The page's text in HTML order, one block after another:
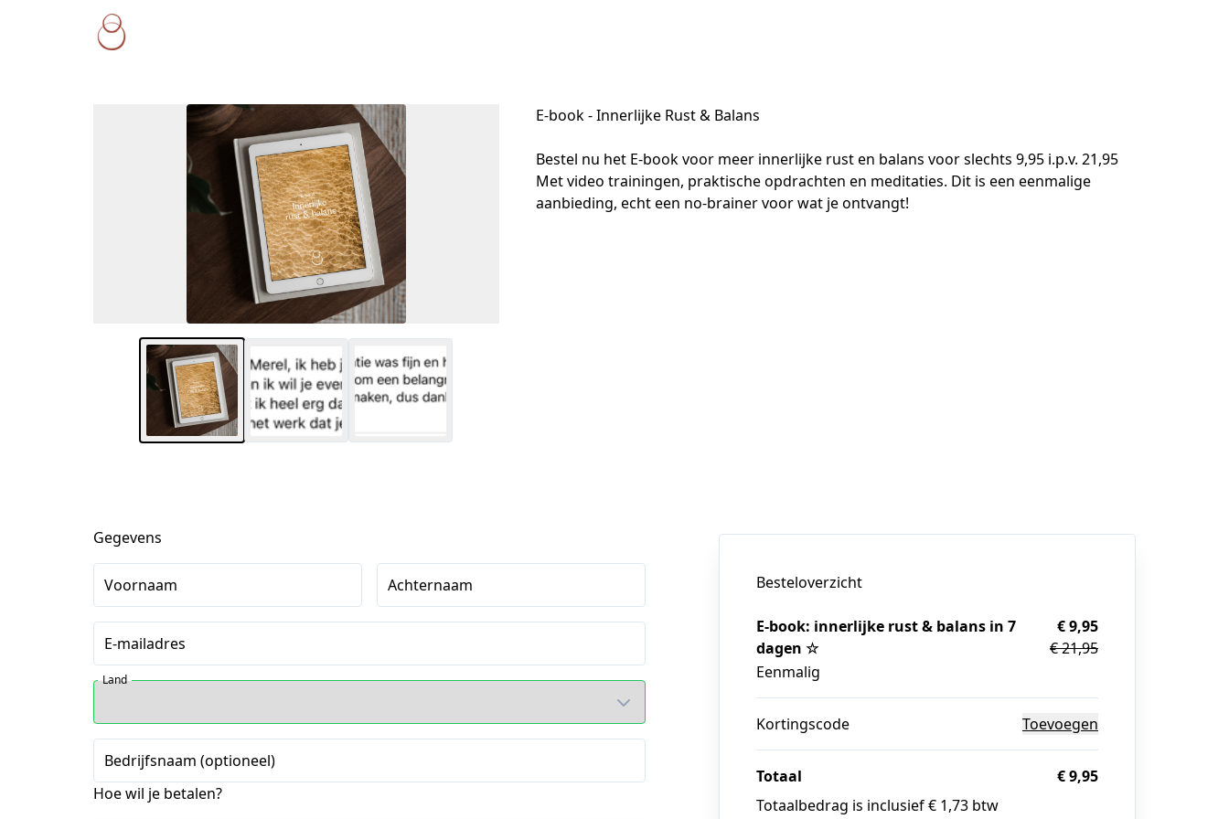
E-book - Innerlijke Rust & Balans
Bestel nu het E-book voor meer innerlijke rust en balans voor slechts 9,95 i.p.v. 21,95
Met video trainingen, praktische opdrachten en meditaties. Dit is een eenmalige
aanbieding, echt een no-brainer voor wat je ontvangt!
Gegevens
Voornaam Achternaam
E-mailadres
Land
Bedrijfsnaam (optioneel)
Hoe wil je betalen?
Besteloverzicht
E-book: innerlijke rust & balans in 7
dagen ☆
Eenmalig
€ 9,95
€ 21,95
Kortingscode Toevoegen
Totaal
€ 9,95
Totaalbedrag is inclusief € 1,73 btw